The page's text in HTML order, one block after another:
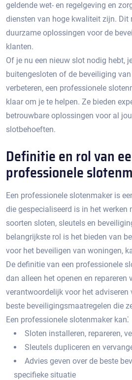
geldende wet- en regelgeving en
diensten van hoge kwaliteit zijn.​ Dit
duurzame oplossingen voor de
klanten.​
Of je nu een nieuw slot nodig hebt,
buitengesloten of de beveiliging
verbeteren, een professionele
klaar om je te helpen.​ Ze bieden
betrouwbare oplossingen voor al
slotbehoeften.​
Definitie en rol van
professionele
Een professionele slotenmaker is
die gespecialiseerd is in het werken
soorten sloten, sleutels en
belangrijkste rol is het bieden van
voor het beveiligen van woningen,
De definitie van een professionele
dan alleen het openen en repareren
verantwoordelijk voor het adviseren
beste beveiligingsmaatregelen die
Een professionele slotenmaker kan⁚
Sloten installeren, repareren,
Sleutels dupliceren en
Advies geven over de beste
specifieke situatie